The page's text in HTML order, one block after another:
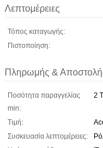
Λεπτομέρειες
Τόπος καταγωγής:
Πιστοποίηση:
Πληρωμής &
Ποσότητα παραγγελίας
min:
2
Τιμή:
Συσκευασία λεπτομέρειες: